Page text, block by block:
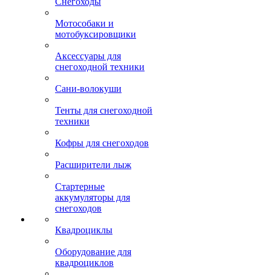
Мотособаки и
мотобуксировщики
Аксессуары для
снегоходной техники
Сани-волокуши
Тенты для снегоходной
техники
Кофры для снегоходов
Расширители лыж
Стартерные
аккумуляторы для
снегоходов
Квадроциклы
Оборудование для
квадроциклов